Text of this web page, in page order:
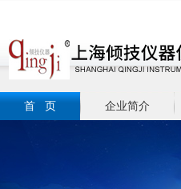
首 页 企业简介